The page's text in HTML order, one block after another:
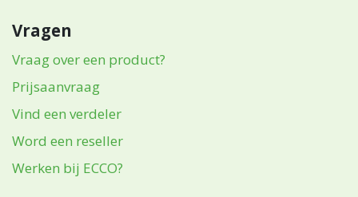
Vragen
Vraag over een product?
Prijsaanvraag
Vind een verdeler
Word een reseller
Werken bij ECCO?